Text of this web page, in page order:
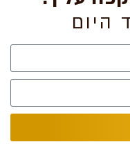
רגילה? למה כדאי לבעלי
נמדדת באיכות
תצליח להתמודד למשל
שונות, אך היא תתבסס על
היום